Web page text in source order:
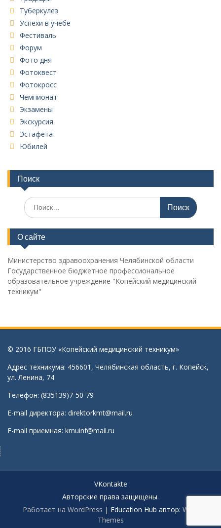
Туберкулез
Успехи в учёбе
Фестиваль
Форум
Фото дня
Фотоквест
Фотокросс
Чемпионат
Экзамены
Экскурсия
Эстафета
Юбилей
Поиск
Поиск
по:
О сайте
Министерство здравоохранения Челябинской области
Государственное бюджетное профессиональное
образовательное учреждение "Копейский медицинский
техникум"
© 2016 ГБПОУ «Копейский медицинский техникум»
Адрес техникума: 456601, Челябинская область, г. Копейск,
ул. Ленина, 74
Телефон: (835139)7-50-79
E-mail директора: direktorkmt@mail.ru
E-mail приемная: kmuinf@mail.ru
VKontakte
Авторские права защищены.
Работает на WordPress | Education Hub автор: WEN
Themes